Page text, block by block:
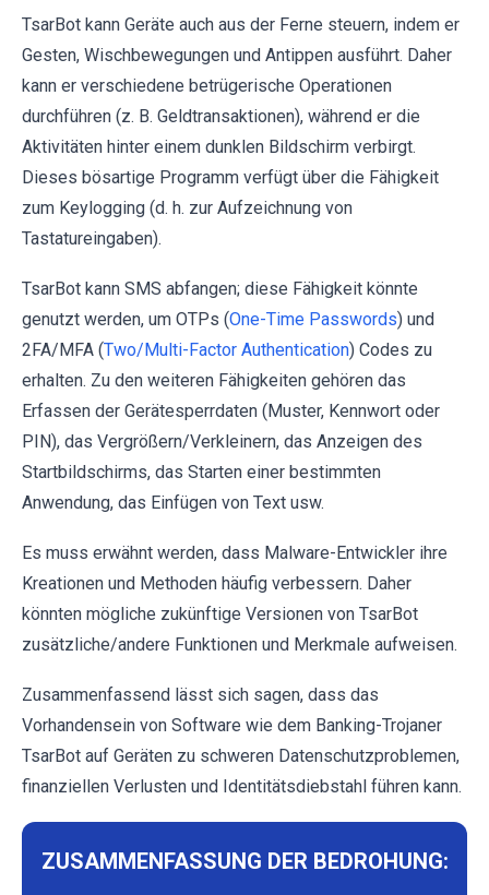
TsarBot kann Geräte auch aus der Ferne steuern, indem er
Gesten, Wischbewegungen und Antippen ausführt. Daher
kann er verschiedene betrügerische Operationen
durchführen (z. B. Geldtransaktionen), während er die
Aktivitäten hinter einem dunklen Bildschirm verbirgt.
Dieses bösartige Programm verfügt über die Fähigkeit
zum Keylogging (d. h. zur Aufzeichnung von
Tastatureingaben).
TsarBot kann SMS abfangen; diese Fähigkeit könnte
genutzt werden, um OTPs (One-Time Passwords) und
2FA/MFA (Two/Multi-Factor Authentication) Codes zu
erhalten. Zu den weiteren Fähigkeiten gehören das
Erfassen der Gerätesperrdaten (Muster, Kennwort oder
PIN), das Vergrößern/Verkleinern, das Anzeigen des
Startbildschirms, das Starten einer bestimmten
Anwendung, das Einfügen von Text usw.
Es muss erwähnt werden, dass Malware-Entwickler ihre
Kreationen und Methoden häufig verbessern. Daher
könnten mögliche zukünftige Versionen von TsarBot
zusätzliche/andere Funktionen und Merkmale aufweisen.
Zusammenfassend lässt sich sagen, dass das
Vorhandensein von Software wie dem Banking-Trojaner
TsarBot auf Geräten zu schweren Datenschutzproblemen,
finanziellen Verlusten und Identitätsdiebstahl führen kann.
ZUSAMMENFASSUNG DER BEDROHUNG: